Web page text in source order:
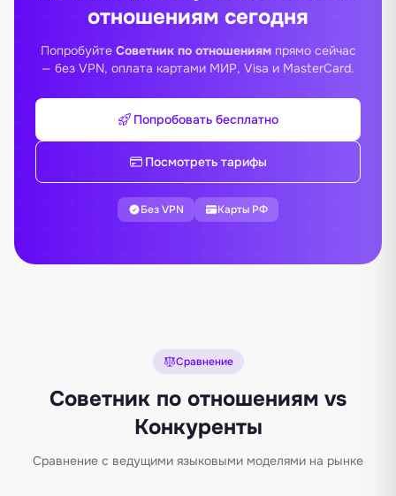
отношениям сегодня
Попробуйте Советник по отношениямпрямо сейчас
— без VPN, оплата картами МИР, Visa и MasterCard.
Попробовать бесплатно
Посмотреть тарифы
Без VPN Карты РФ
Сравнение
Советник по отношениям vs
Конкуренты
Сравнение с ведущими языковыми моделями на рынке